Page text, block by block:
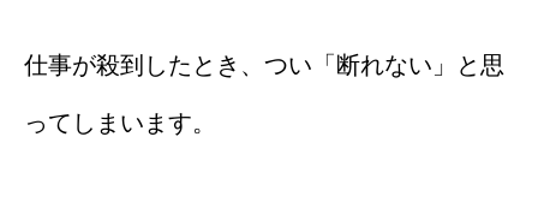
仕事が殺到したとき、つい「断れない」と思
ってしまいます。